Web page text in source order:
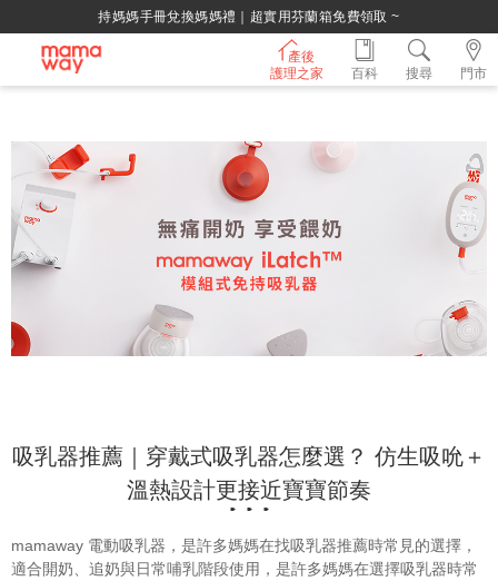
持媽媽手冊兌換媽媽禮｜超實用芬蘭箱免費領取 ~
產後
護理之家
門市
百科 搜尋
吸乳器推薦｜穿戴式吸乳器怎麼選？ 仿生吸吮＋
溫熱設計更接近寶寶節奏
mamaway 電動吸乳器，是許多媽媽在找吸乳器推薦時常見的選擇，
適合開奶、追奶與日常哺乳階段使用，是許多媽媽在選擇吸乳器時常